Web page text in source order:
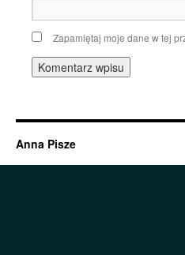
Zapamiętaj moje dane w tej
Anna Pisze